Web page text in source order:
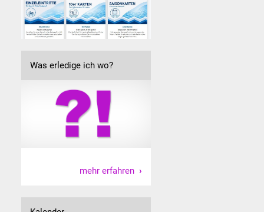
Was erledige ich wo?
mehr erfahren